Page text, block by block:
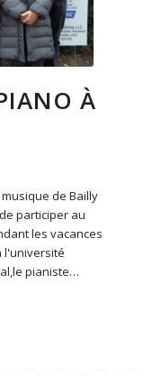
À
de Bailly
participer au
les vacances
l'université
pianiste…